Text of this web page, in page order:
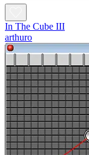
In The Cube III
arthuro